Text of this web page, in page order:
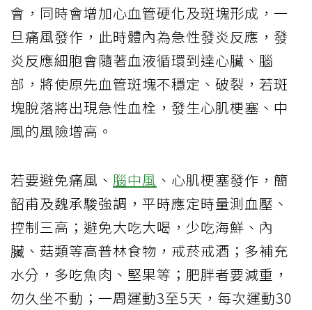
會，同時會增加心血管硬化及斑塊形成，一
旦痛風發作，此時體內為急性發炎反應，發
炎反應細胞會隨著血液循環到達心臟、腦
部，將使原先血管斑塊不穩定、破裂，若斑
塊脫落將出現急性血栓，發生心肌梗塞、中
風的風險增高。
若要避免痛風、 腦中風 、心肌梗塞發作，簡
韶甫及魏承駿強調，平時應定時量測血壓、
控制三高；避免大吃大喝，少吃海鮮、內
臟、菇類等高普林食物，戒菸戒酒；多補充
水分，多吃魚肉、堅果等；肥胖者要減重，
勿久坐不動；一周運動3至5天，每次運動30